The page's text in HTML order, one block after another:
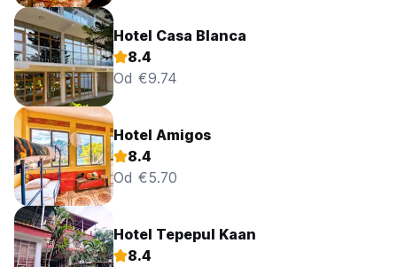
Hotel Casa Blanca
8.4
Od €9.74
Hotel Amigos
8.4
Od €5.70
Hotel Tepepul Kaan
8.4